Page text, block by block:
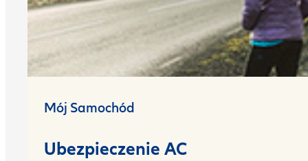
Mój Samochód
Ubezpieczenie AC